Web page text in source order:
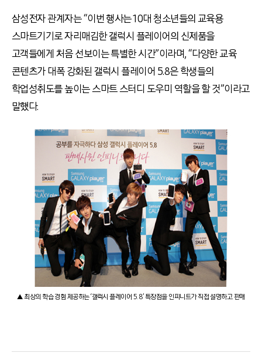
삼성전자 관계자는 “이번 행사는 10대 청소년들의 교육용
스마트기기로 자리매김한 갤럭시 플레이어의 신제품을
고객들에게 처음 선보이는 특별한 시간”이라며, “다양한 교육
콘텐츠가 대폭 강화된 갤럭시 플레이어 5.8은 학생들의
학업성취도를 높이는 스마트 스터디 도우미 역할을 할 것”이라고
말했다.
▲ 최상의 학습 경험 제공하는 ‘갤럭시 플레이어 5.8’ 특장점을 인피니트가 직접 설명하고 판매